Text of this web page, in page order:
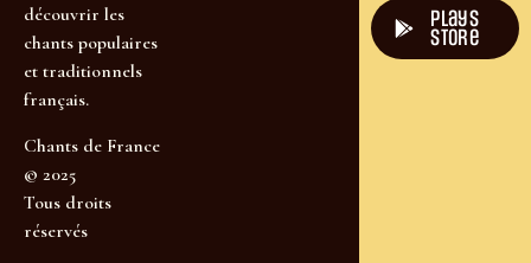
découvrir les
chants populaires
et traditionnels
français.
Chants de France
© 2025
Tous droits
réservés
plays
store